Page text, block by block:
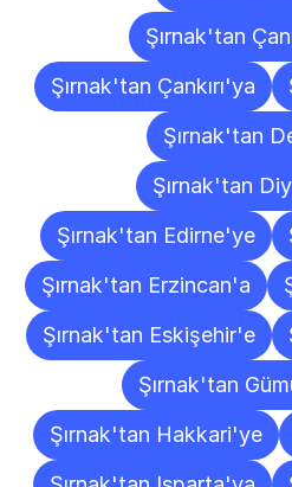
Şırnak'tan
Şırnak'tan Çankırı'ya
Şırnak'tan
Şırnak'tan
Şırnak'tan Edirne'ye
Şırnak'tan Erzincan'a
Şırnak'tan Eskişehir'e
Şırnak'tan
Şırnak'tan Hakkari'ye